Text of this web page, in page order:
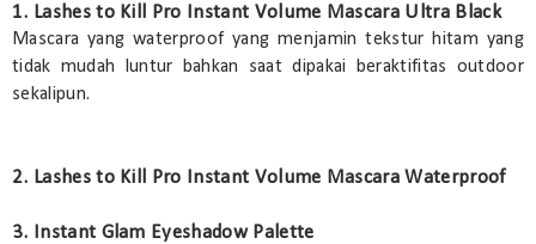
1. Lashes to Kill Pro Instant Volume Mascara Ultra Black
Mascara yang waterproof yang menjamin tekstur hitam yang
tidak mudah luntur bahkan saat dipakai beraktifitas outdoor
sekalipun.
2. Lashes to Kill Pro Instant Volume Mascara Waterproof
3. Instant Glam Eyeshadow Palette